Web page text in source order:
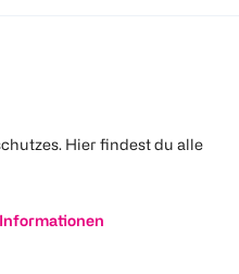
Hier findest du alle